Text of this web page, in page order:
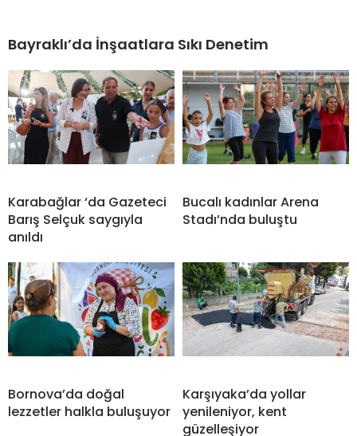
Bayraklı’da İnşaatlara Sıkı Denetim
Karabağlar ‘da Gazeteci
Barış Selçuk saygıyla
anıldı
Bucalı kadınlar Arena
Stadı’nda buluştu
Bornova’da doğal
lezzetler halkla buluşuyor
Karşıyaka’da yollar
yenileniyor, kent
güzelleşiyor